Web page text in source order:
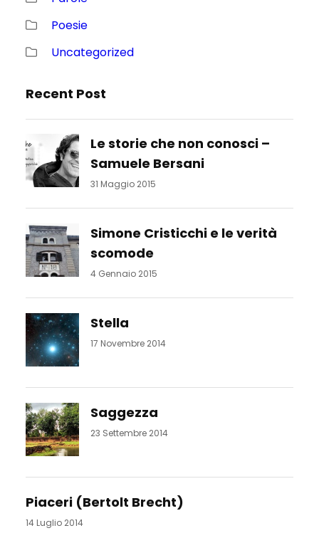
Poesie
Uncategorized
Recent Post
Le storie che non conosci –
Samuele Bersani
31 Maggio 2015
Simone Cristicchi e le verità
scomode
4 Gennaio 2015
Stella
17 Novembre 2014
Saggezza
23 Settembre 2014
Piaceri (Bertolt Brecht)
14 Luglio 2014